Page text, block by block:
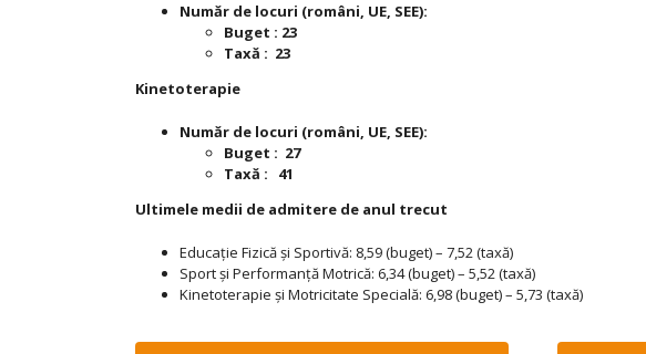
Număr de locuri (români, UE, SEE):
Buget : 23
Taxă : 23
Kinetoterapie
Număr de locuri (români, UE, SEE):
Buget : 27
Taxă : 41
Ultimele medii de admitere de anul trecut
Educație Fizică și Sportivă: 8,59 (buget) – 7,52 (taxă)
Sport și Performanță Motrică: 6,34 (buget) – 5,52 (taxă)
Kinetoterapie și Motricitate Specială: 6,98 (buget) – 5,73 (taxă)